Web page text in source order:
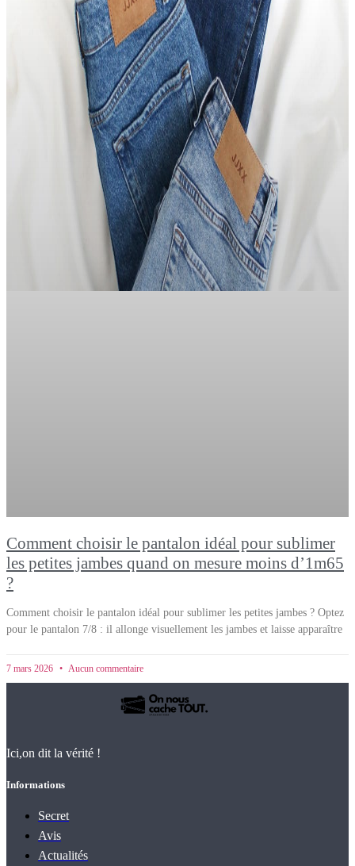
Comment choisir le pantalon idéal pour sublimer
les petites jambes quand on mesure moins d’1m65
?
Comment choisir le pantalon idéal pour sublimer les petites jambes ? Optez
pour le pantalon 7/8 : il allonge visuellement les jambes et laisse apparaître
7 mars 2026 Aucun commentaire
Ici,on dit la vérité !
Informations
Secret
Avis
Actualités